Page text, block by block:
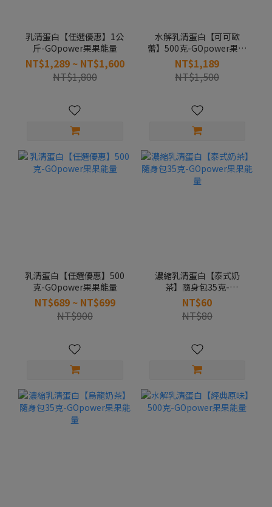
乳清蛋白【任選優惠】1公
斤-GOpower果果能量
NT$1,289 ~ NT$1,600
NT$1,800
水解乳清蛋白【可可歐
蕾】500克-GOpower果果
能量
NT$1,189
NT$1,500
乳清蛋白【任選優惠】500
克-GOpower果果能量
NT$689 ~ NT$699
NT$900
濃縮乳清蛋白【泰式奶
茶】隨身包35克-
GOpower果果能量
NT$60
NT$80